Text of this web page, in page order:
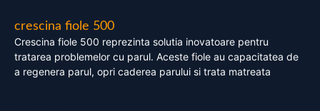
crescina fiole 500
Crescina fiole 500 reprezinta solutia inovatoare pentru
tratarea problemelor cu parul. Aceste fiole au capacitatea de
a regenera parul, opri caderea parului si trata matreata